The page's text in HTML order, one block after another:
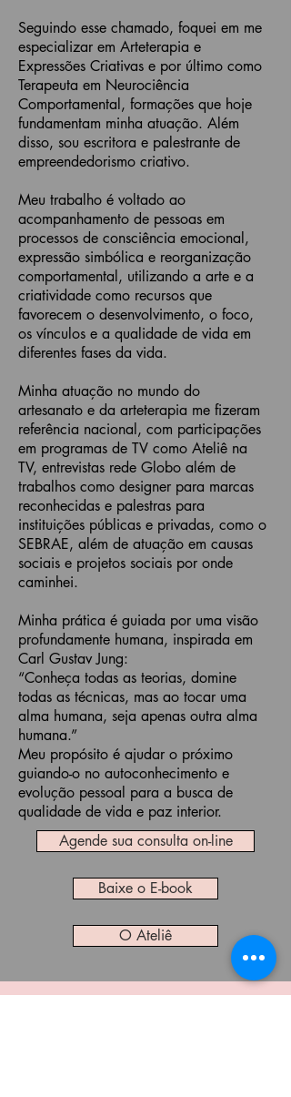
Seguindo esse chamado, foquei em me
especializar em Arteterapia e
Expressões Criativas e por último como
Terapeuta em Neurociência
Comportamental, formações que hoje
fundamentam minha atuação. Além
disso, sou escritora e palestrante de
empreendedorismo criativo.
Meu trabalho é voltado ao
acompanhamento de pessoas em
processos de consciência emocional,
expressão simbólica e reorganização
comportamental, utilizando a arte e a
criatividade como recursos que
favorecem o desenvolvimento, o foco,
os vínculos e a qualidade de vida em
diferentes fases da vida.
Minha atuação no mundo do
artesanato e da arteterapia me fizeram
referência nacional, com participações
em programas de TV como Ateliê na
TV, entrevistas rede Globo além de
trabalhos como designer para marcas
reconhecidas e palestras para
instituições públicas e privadas, como o
SEBRAE, além de atuação em causas
sociais e projetos sociais por onde
caminhei.
Minha prática é guiada por uma visão
profundamente humana, inspirada em
Carl Gustav Jung:
“Conheça todas as teorias, domine
todas as técnicas, mas ao tocar uma
alma humana, seja apenas outra alma
humana.”
Meu propósito é ajudar o próximo
guiando-o no autoconhecimento e
evolução pessoal para a busca de
qualidade de vida e paz interior.
Agende sua consulta on-line
Baixe o E-book
O Ateliê